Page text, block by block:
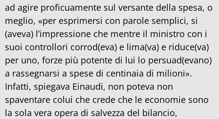
ad agire proficuamente sul versante della spesa, o
meglio, «per esprimersi con parole semplici, si
(aveva) l’impressione che mentre il ministro con i
suoi controllori corrod(eva) e lima(va) e riduce(va)
per uno, forze più potente di lui lo persuad(evano)
a rassegnarsi a spese di centinaia di milioni».
Infatti, spiegava Einaudi, non poteva non
spaventare colui che crede che le economie sono
la sola vera opera di salvezza del bilancio,